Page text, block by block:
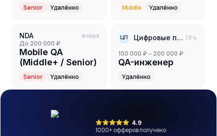
Engineer
Senior Удалённо Middle Удалённо
NDA вчера
до 200 000 ₽
Mobile QA
(Middle+ / Senior)
Senior Удалённо
ЦП Цифровые привычки 19 ч.
150 000 ₽ – 200 000 ₽
QA-инженер
Удалённо
4.9
1000+ офферов получено